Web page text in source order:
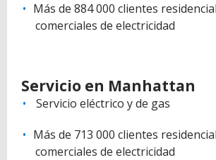
Más de 884 000 clientes
comerciales de electricidad
Servicio en Manhattan
Servicio eléctrico y de gas
Más de 713 000 clientes
comerciales de electricidad